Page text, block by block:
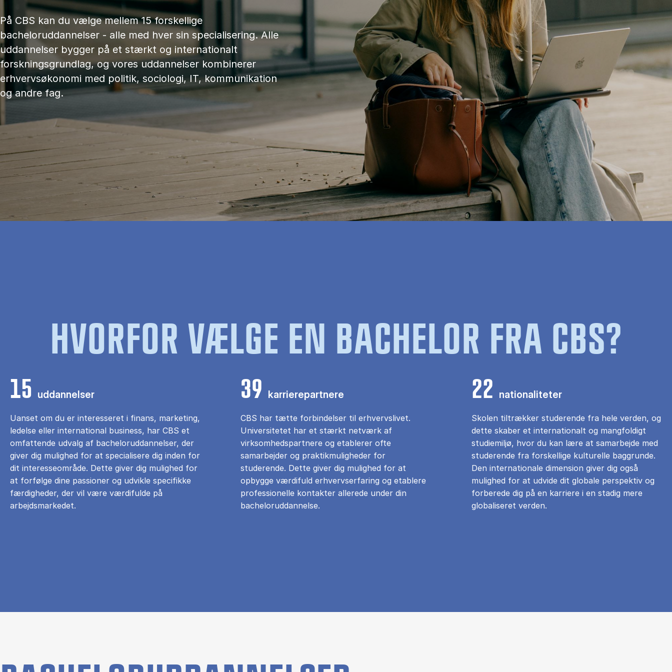
På CBS kan du vælge mellem 15 forskellige
bacheloruddannelser - alle med hver sin specialisering. Alle
uddannelser bygger på et stærkt og internationalt
forskningsgrundlag, og vores uddannelser kombinerer
erhvervsøkonomi med politik, sociologi, IT, kommunikation
og andre fag.
HVORFOR VÆLGE EN BACHELOR FRA CBS?
15 uddannelser
Uanset om du er interesseret i finans, marketing,
ledelse eller international business, har CBS et
omfattende udvalg af bacheloruddannelser, der
giver dig mulighed for at specialisere dig inden for
dit interesseområde. Dette giver dig mulighed for
at forfølge dine passioner og udvikle specifikke
færdigheder, der vil være værdifulde på
arbejdsmarkedet.
39 karrierepartnere
CBS har tætte forbindelser til erhvervslivet.
Universitetet har et stærkt netværk af
virksomhedspartnere og etablerer ofte
samarbejder og praktikmuligheder for
studerende. Dette giver dig mulighed for at
opbygge værdifuld erhvervserfaring og etablere
professionelle kontakter allerede under din
bacheloruddannelse.
22 nationaliteter
Skolen tiltrækker studerende fra hele verden, og
dette skaber et internationalt og mangfoldigt
studiemiljø, hvor du kan lære at samarbejde med
studerende fra forskellige kulturelle baggrunde.
Den internationale dimension giver dig også
mulighed for at udvide dit globale perspektiv og
forberede dig på en karriere i en stadig mere
globaliseret verden.